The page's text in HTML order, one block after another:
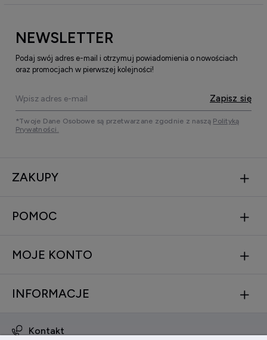
NEWSLETTER
Podaj swój adres e-mail i otrzymuj powiadomienia o nowościach
oraz promocjach w pierwszej kolejności!
Zapisz się
*Twoje Dane Osobowe są przetwarzane zgodnie z naszą Polityką
Prywatności.
ZAKUPY
POMOC
MOJE KONTO
INFORMACJE
Kontakt